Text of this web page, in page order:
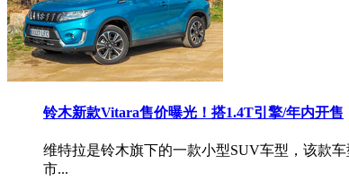
铃木新款Vitara售价曝光！搭1.4T引擎/年内开售
维特拉是铃木旗下的一款小型SUV车型，该款
市...